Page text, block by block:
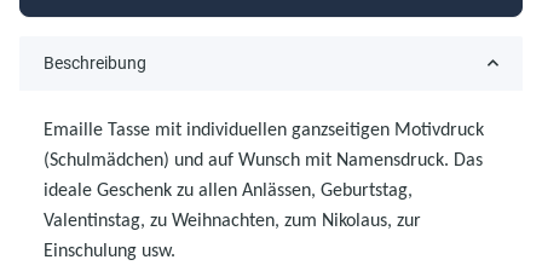
Beschreibung
Emaille Tasse mit individuellen ganzseitigen Motivdruck
(Schulmädchen) und auf Wunsch mit Namensdruck. Das
ideale Geschenk zu allen Anlässen, Geburtstag,
Valentinstag, zu Weihnachten, zum Nikolaus, zur
Einschulung usw.